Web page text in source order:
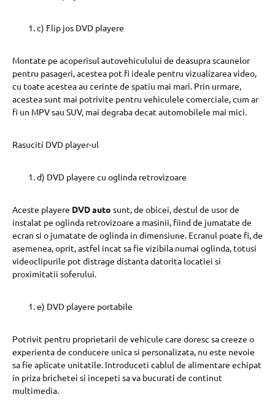
c) Flip jos DVD playere
Montate pe acoperisul autovehiculului de deasupra scaunelor
pentru pasageri, acestea pot fi ideale pentru vizualizarea video,
cu toate acestea au cerinte de spatiu mai mari. Prin urmare,
acestea sunt mai potrivite pentru vehiculele comerciale, cum ar
fi un MPV sau SUV, mai degraba decat automobilele mai mici.
Rasuciti DVD player-ul
d) DVD playere cu oglinda retrovizoare
Aceste playere DVD auto sunt, de obicei, destul de usor de
instalat pe oglinda retrovizoare a masinii, fiind de jumatate de
ecran si o jumatate de oglinda in dimensiune. Ecranul poate fi, de
asemenea, oprit, astfel incat sa fie vizibila numai oglinda, totusi
videoclipurile pot distrage distanta datorita locatiei si
proximitatii soferului.
e) DVD playere portabile
Potrivit pentru proprietarii de vehicule care doresc sa creeze o
experienta de conducere unica si personalizata, nu este nevoie
sa fie aplicate unitatile. Introduceti cablul de alimentare echipat
in priza brichetei si incepeti sa va bucurati de continut
multimedia.